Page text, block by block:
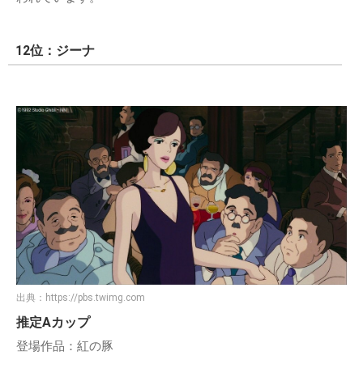
12位：ジーナ
出典： https://pbs.twimg.com
推定Aカップ
登場作品：紅の豚